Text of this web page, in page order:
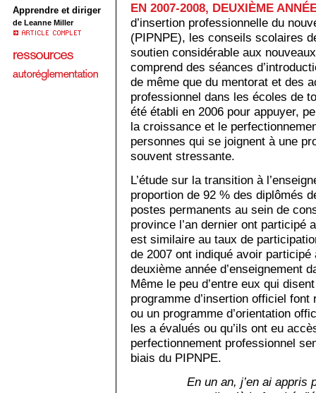
Apprendre et diriger
de Leanne Miller
EN 2007-2008, DEUXIÈME
d’insertion professionnelle du
(PIPNPE), les conseils scolaires
soutien considérable aux
comprend des séances
de même que du mentorat et des
professionnel dans les écoles de
été établi en 2006 pour appuyer,
la croissance et le
personnes qui se joignent à une
souvent stressante.
L’étude sur la transition à
proportion de 92 % des diplômés
postes permanents au sein de
province l’an dernier ont participé
est similaire au taux de
de 2007 ont indiqué avoir
deuxième année d’enseignement
Même le peu d’entre eux qui
programme d’insertion officiel
ou un programme d’orientation
les a évalués ou qu’ils ont eu
perfectionnement professionnel
biais du PIPNPE.
En un an, j’en ai appris